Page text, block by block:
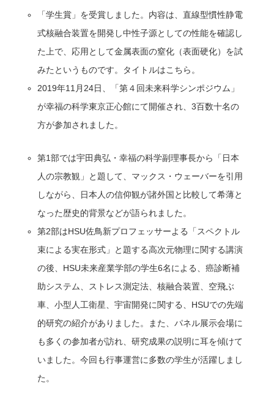
「学生賞」を受賞しました。内容は、直線型慣性静電
式核融合装置を開発し中性子源としての性能を確認し
た上で、応用として金属表面の窒化（表面硬化）を試
みたというものです。タイトルはこちら。
2019年11月24日、「第４回未来科学シンポジウム」
が幸福の科学東京正心館にて開催され、3百数十名の
方が参加されました。
第1部では宇田典弘・幸福の科学副理事長から「日本
人の宗教観」と題して、マックス・ウェーバーを引用
しながら、日本人の信仰観が諸外国と比較して希薄と
なった歴史的背景などが語られました。
第2部はHSU佐鳥新プロフェッサーよる「スペクトル
束による実在形式」と題する高次元物理に関する講演
の後、HSU未来産業学部の学生6名による、癌診断補
助システム、ストレス測定法、核融合装置、空飛ぶ
車、小型人工衛星、宇宙開発に関する、HSUでの先端
的研究の紹介がありました。また、パネル展示会場に
も多くの参加者が訪れ、研究成果の説明に耳を傾けて
いました。今回も行事運営に多数の学生が活躍しまし
た。